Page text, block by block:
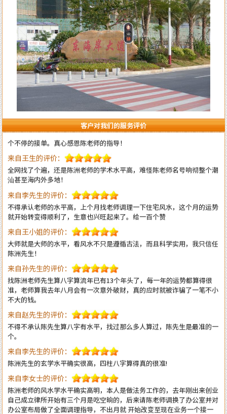
客户对我们的服务评价
来自李女士的评价：
陈洲老师的风水学水平确实高明，本人是做法务工作的，去年刚出来创业
自己成立律所开始有三个月是吃空晌的，后来请陈老师调换了办公室并对
办公室布局做了全面调理指导，不出月就 开始改变至现在业务一个接一
个不停的接单。真心感恩陈老师的指导！
来自王生的评价：
全网找了个遍，还是陈洲老师的学术水平高，难怪陈老师名号响彻整个潮
汕甚至海内外多地！
来自李先生的评价：
不得承认老师的水平高，上个月找老师调理一下住宅风水，这个月的运势
就开始转变得顺利了，生意也兴旺起来了。给一百个赞
来自王小姐的评价：
大师就是大师的水平，看风水不只是遵循古法，而且科学实用，我只信任
陈洲先生！
来自孙先生的评价：
找陈洲老师先生算八字算流年已有13个年头了，每一年的运势都算得很
准，老师算我去年八月会有一次意外破财，真的应时就被诈骗了一笔不小
不大的钱。
来自赵先生的评价：
不得不承认陈先生算八字有水平，找过那么多人算过，陈先生是最准的一
个。
来自李先生的评价：
陈洲先生的玄学水平确实很高，四柱八字算得真的很准!
来自李女士的评价：
陈洲老师的风水学水平确实高明，本人是做法务工作的，去年刚出来创业
自己成立律所开始有三个月是吃空晌的，后来请陈老师调换了办公室并对
办公室布局做了全面调理指导，不出月就 开始改变至现在业务一个接一
个不停的接单。真心感恩陈老师的指导！
来自王生的评价：